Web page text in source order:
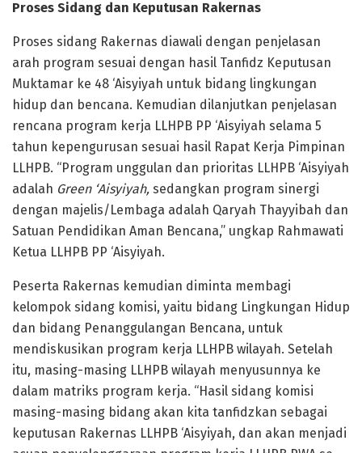
Proses Sidang dan Keputusan Rakernas
Proses sidang Rakernas diawali dengan penjelasan
arah program sesuai dengan hasil Tanfidz Keputusan
Muktamar ke 48 ‘Aisyiyah untuk bidang lingkungan
hidup dan bencana. Kemudian dilanjutkan penjelasan
rencana program kerja LLHPB PP ‘Aisyiyah selama 5
tahun kepengurusan sesuai hasil Rapat Kerja Pimpinan
LLHPB. “Program unggulan dan prioritas LLHPB ‘Aisyiyah
adalah Green ‘Aisyiyah, sedangkan program sinergi
dengan majelis/Lembaga adalah Qaryah Thayyibah dan
Satuan Pendidikan Aman Bencana,” ungkap Rahmawati
Ketua LLHPB PP ‘Aisyiyah.
Peserta Rakernas kemudian diminta membagi
kelompok sidang komisi, yaitu bidang Lingkungan Hidup
dan bidang Penanggulangan Bencana, untuk
mendiskusikan program kerja LLHPB wilayah. Setelah
itu, masing-masing LLHPB wilayah menyusunnya ke
dalam matriks program kerja. “Hasil sidang komisi
masing-masing bidang akan kita tanfidzkan sebagai
keputusan Rakernas LLHPB ‘Aisyiyah, dan akan menjadi